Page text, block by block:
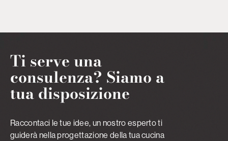
Ti serve una
consulenza? Siamo a
tua disposizione
Raccontaci le tue idee, un nostro esperto ti
guiderà nella progettazione della tua cucina